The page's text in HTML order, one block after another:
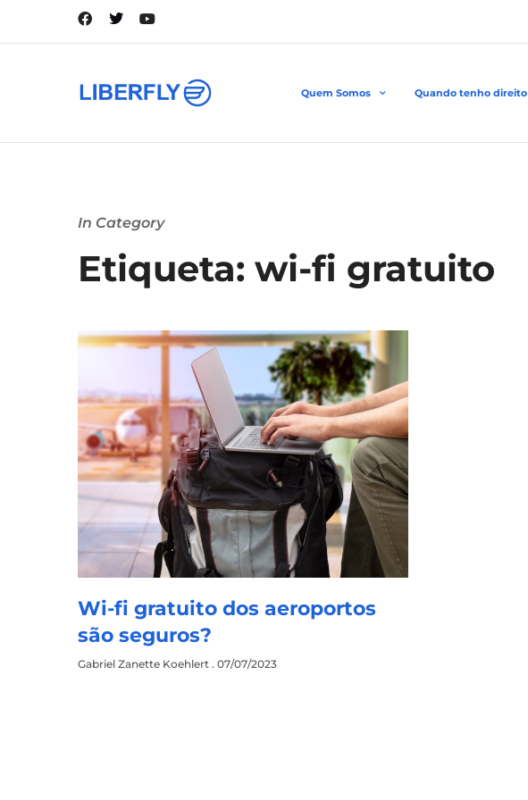
Quem Somos Quando tenho direito
In Category
Etiqueta: wi-fi gratuito
Wi-fi gratuito dos aeroportos
são seguros?
Gabriel Zanette Koehlert 07/07/2023